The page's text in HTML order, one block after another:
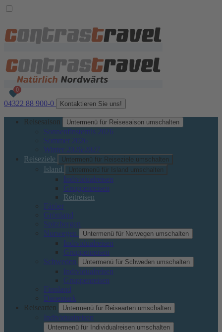
04322 88 900-0 Kontaktieren Sie uns!
Reisesaison Untermenü für Reisesaison umschalten
Sonnenfinsternis 2026
Sommer 2026
Winter 2026/2027
Reiseziele
Untermenü für Reiseziele umschalten
Island Untermenü für Island umschalten
Individualreisen
Gruppenreisen
Reitreisen
Färöer
Grönland
Spitzbergen
Norwegen
Untermenü für Norwegen umschalten
Individualreisen
Gruppenreisen
Schweden
Untermenü für Schweden umschalten
Individualreisen
Gruppenreisen
Finnland
Dänemark
Reisearten
Untermenü für Reisearten umschalten
Individualreisen
Untermenü für Individualreisen umschalten